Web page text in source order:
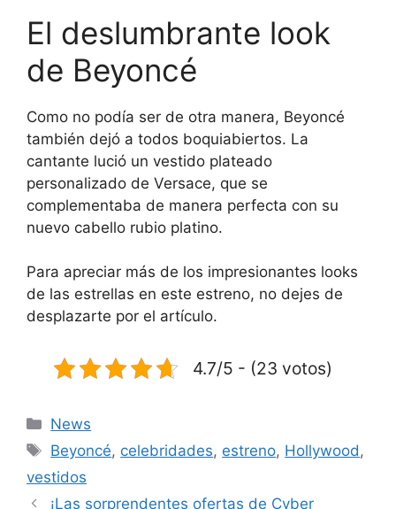
El deslumbrante look
de Beyoncé
Como no podía ser de otra manera, Beyoncé
también dejó a todos boquiabiertos. La
cantante lució un vestido plateado
personalizado de Versace, que se
complementaba de manera perfecta con su
nuevo cabello rubio platino.
Para apreciar más de los impresionantes looks
de las estrellas en este estreno, no dejes de
desplazarte por el artículo.
4.7/5 - (23 votos)
Categorías
News
Etiquetas
Beyoncé, celebridades, estreno, Hollywood,
vestidos
¡Las sorprendentes ofertas de Cyber